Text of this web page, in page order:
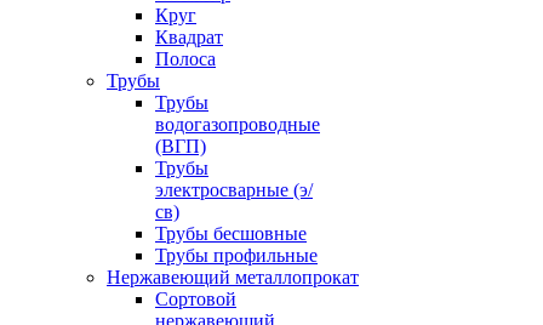
Круг
Квадрат
Полоса
Трубы
Трубы
водогазопроводные
(ВГП)
Трубы
электросварные (э/
св)
Трубы бесшовные
Трубы профильные
Нержавеющий металлопрокат
Сортовой
нержавеющий